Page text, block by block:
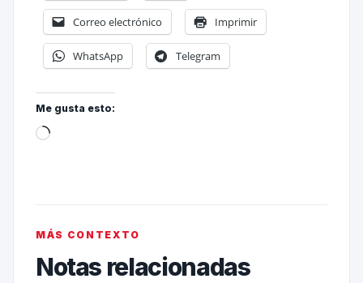
Correo electrónico Imprimir
WhatsApp Telegram
Me gusta esto:
MÁS CONTEXTO
Notas relacionadas